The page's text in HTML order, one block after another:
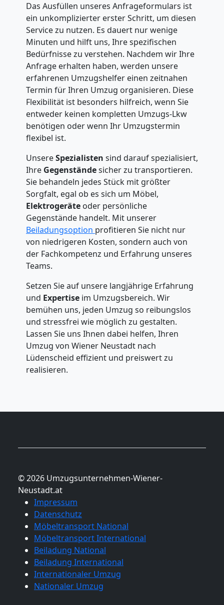
Das Ausfüllen unseres Anfrageformulars ist
ein unkomplizierter erster Schritt, um diesen
Service zu nutzen. Es dauert nur wenige
Minuten und hilft uns, Ihre spezifischen
Bedürfnisse zu verstehen. Nachdem wir Ihre
Anfrage erhalten haben, werden unsere
erfahrenen Umzugshelfer einen zeitnahen
Termin für Ihren Umzug organisieren. Diese
Flexibilität ist besonders hilfreich, wenn Sie
entweder keinen kompletten Umzugs-Lkw
benötigen oder wenn Ihr Umzugstermin
flexibel ist.
UnsereSpezialisten sind darauf spezialisiert,
Ihre Gegenständesicher zu transportieren.
Sie behandeln jedes Stück mit größter
Sorgfalt, egal ob es sich um Möbel,
Elektrogeräte oder persönliche
Gegenstände handelt. Mit unserer
Beiladungsoption profitieren Sie nicht nur
von niedrigeren Kosten, sondern auch von
der Fachkompetenz und Erfahrung unseres
Teams.
Setzen Sie auf unsere langjährige Erfahrung
und Expertise im Umzugsbereich. Wir
bemühen uns, jeden Umzug so reibungslos
und stressfrei wie möglich zu gestalten.
Lassen Sie uns Ihnen dabei helfen, Ihren
Umzug von Wiener Neustadt nach
Lüdenscheid effizient und preiswert zu
realisieren.
© 2026 Umzugsunternehmen-Wiener-
Neustadt.at
Impressum
Datenschutz
Möbeltransport National
Möbeltransport International
Beiladung National
Beiladung International
Internationaler Umzug
Nationaler Umzug